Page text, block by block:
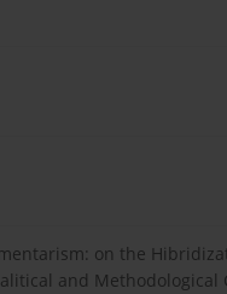
on the
and Methodological